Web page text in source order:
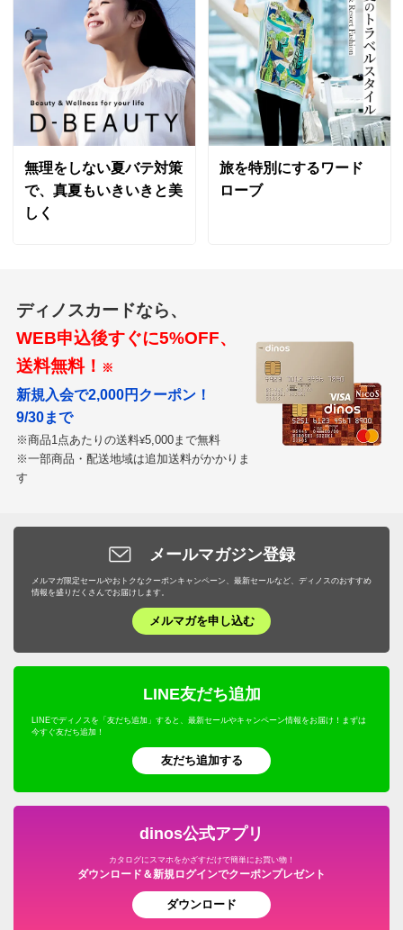
無理をしない夏バテ対策
で、真夏もいきいきと美
しく
旅を特別にするワード
ローブ
ディノスカードなら、
WEB申込後すぐに5%OFF、
送料無料！ ※
新規入会で2,000円クーポン！
9/30まで
※商品1点あたりの送料¥5,000まで無料
※一部商品・配送地域は追加送料がかかりま
す
メールマガジン登録
メルマガ限定セールやおトクなクーポンキャンペーン、最新セールなど、ディノスのおすすめ
情報を盛りだくさんでお届けします。
メルマガを申し込む
LINE友だち追加
LINEでディノスを「友だち追加」すると、最新セールやキャンペーン情報をお届け！まずは
今すぐ友だち追加！
友だち追加する
dinos公式アプリ
カタログにスマホをかざすだけで簡単にお買い物！
ダウンロード＆新規ログインでクーポンプレゼント
ダウンロード